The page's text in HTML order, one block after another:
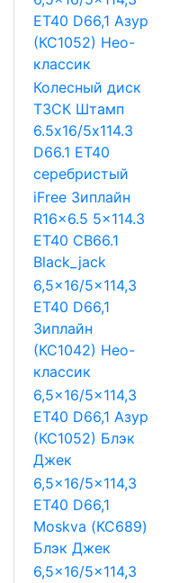
ET40 D66,1 Азур
(КС1052) Нео-
классик
Колесный диск
ТЗСК Штамп
6.5х16/5х114.3
D66.1 ET40
серебристый
iFree Зиплайн
R16x6.5 5x114.3
ET40 CB66.1
Black_jack
6,5x16/5x114,3
ET40 D66,1
Зиплайн
(КС1042) Нео-
классик
6,5x16/5x114,3
ET40 D66,1 Азур
(КС1052) Блэк
Джек
6,5x16/5x114,3
ET40 D66,1
Moskva (КС689)
Блэк Джек
6,5x16/5x114,3